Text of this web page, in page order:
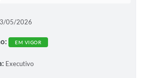
05/2026
EM VIGOR
Executivo